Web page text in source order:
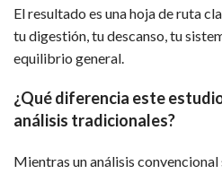
El resultado es una hoja de ruta
tu digestión, tu descanso, tu
equilibrio general.
¿Qué diferencia este
análisis tradicionales?
Mientras un análisis